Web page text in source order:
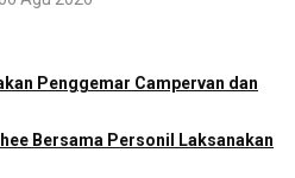
Penggemar Campervan dan
Bersama Personil Laksanakan